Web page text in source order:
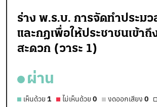
ร่าง พ.ร.บ. การจัดทำประม
และกฎเพื่อให้ประชาชนเข้าถึ
สะดวก (วาระ 1)
ผ่าน
เห็นด้วย 1 ไม่เห็นด้วย 0 งดออกเสียง 0